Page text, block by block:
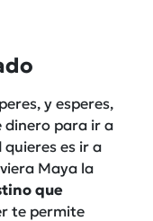
y esperes,
dinero para ir a
quieres es ir a
Maya la
que
te permite